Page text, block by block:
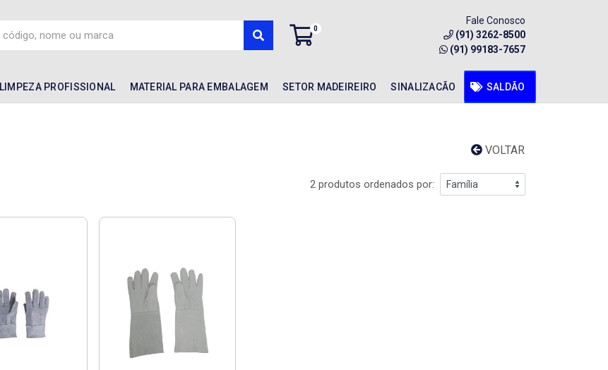
0
Fale Conosco
(91) 3262-8500
(91) 99183-7657
LIMPEZA PROFISSIONAL MATERIAL PARA EMBALAGEM SETOR MADEIREIRO SINALIZACÃO SALDÃO
VOLTAR
2 produtos ordenados por: